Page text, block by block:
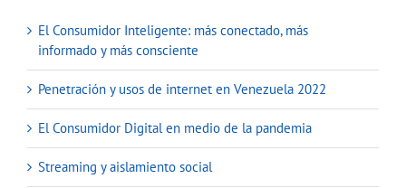
El Consumidor Inteligente: más conectado, más
informado y más consciente
Penetración y usos de internet en Venezuela 2022
El Consumidor Digital en medio de la pandemia
Streaming y aislamiento social